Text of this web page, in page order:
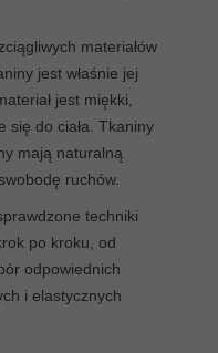
szwów
ręcznym i
– czy to
materiału
materiałów
jest właśnie jej
jest miękki,
się do ciała. Tkaniny
mają naturalną
ruchów.
techniki
po kroku, od
odpowiednich
i elastycznych